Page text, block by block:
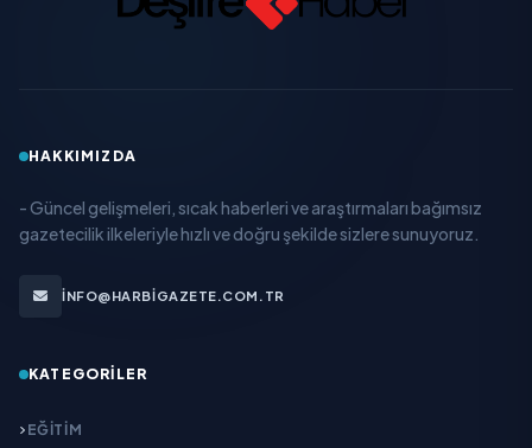
HAKKIMIZDA
- Güncel gelişmeleri, sıcak haberleri ve araştırmaları bağımsız
gazetecilik ilkeleriyle hızlı ve doğru şekilde sizlere sunuyoruz.
INFO@HARBIGAZETE.COM.TR
KATEGORILER
EĞITIM